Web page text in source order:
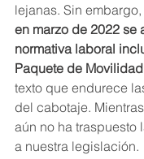
lejanas. Sin embargo,
en marzo de 2022 se
normativa laboral
Paquete de Movilidad
texto que endurece
del cabotaje.
aún no ha traspuesto
a nuestra legislación.